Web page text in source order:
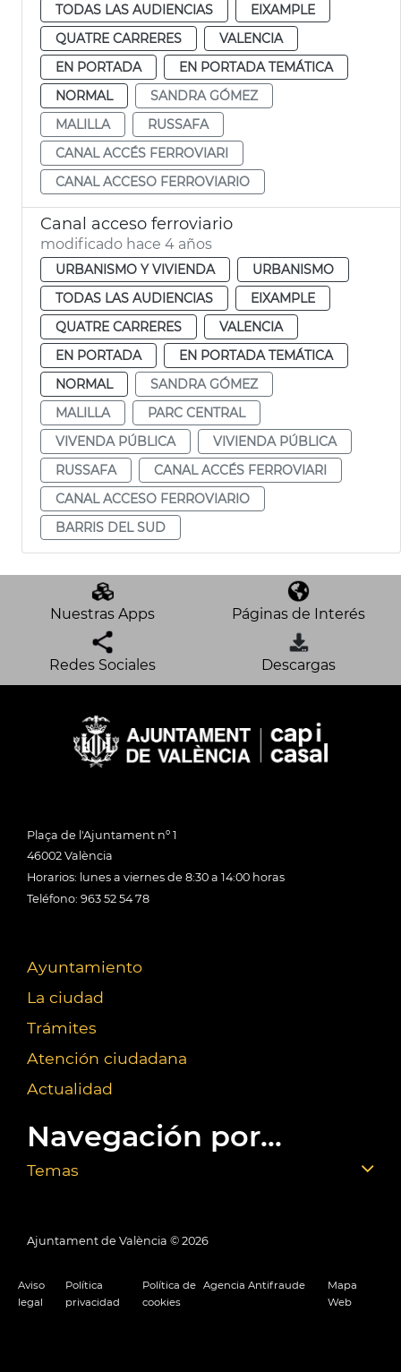
TODAS LAS AUDIENCIAS
EIXAMPLE
QUATRE CARRERES
VALENCIA
EN PORTADA
EN PORTADA TEMÁTICA
NORMAL
SANDRA GÓMEZ
MALILLA
RUSSAFA
CANAL ACCÉS FERROVIARI
CANAL ACCESO FERROVIARIO
Canal acceso ferroviario
modificado hace 4 años
URBANISMO Y VIVIENDA
URBANISMO
TODAS LAS AUDIENCIAS
EIXAMPLE
QUATRE CARRERES
VALENCIA
EN PORTADA
EN PORTADA TEMÁTICA
NORMAL
SANDRA GÓMEZ
MALILLA
PARC CENTRAL
VIVENDA PÚBLICA
VIVIENDA PÚBLICA
RUSSAFA
CANAL ACCÉS FERROVIARI
CANAL ACCESO FERROVIARIO
BARRIS DEL SUD
Nuestras Apps Páginas de Interés
Redes Sociales Descargas
Plaça de l'Ajuntament nº 1
46002 València
Horarios: lunes a viernes de 8:30 a 14:00 horas
Teléfono: 963 52 54 78
Ayuntamiento
La ciudad
Trámites
Atención ciudadana
Actualidad
Navegación por...
Temas
Ajuntament de València © 2026
Aviso
legal
Política
privacidad
Política de
cookies
Agencia Antifraude
Mapa
Web